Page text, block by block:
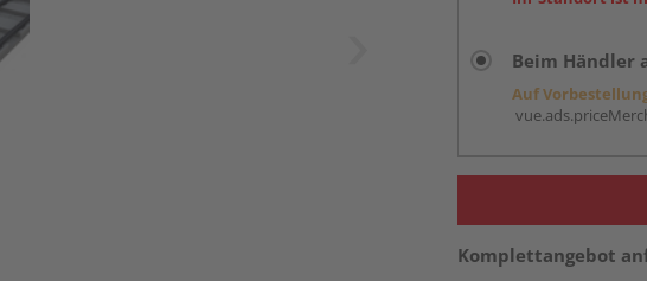
Beim Händler
Auf
Komplettangebot